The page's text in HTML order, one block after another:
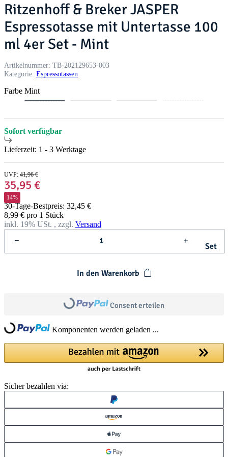
Ritzenhoff & Breker JASPER
Espressotasse mit Untertasse 100
ml 4er Set - Mint
Artikelnummer: TB-202129653-003
Kategorie: Espressotassen
Farbe Mint
tn
Sofort verfügbar
Lieferzeit: 1 - 3 Werktage
UVP: 41,96 €
35,95 €
14%
30-Tage-Bestpreis: 32,45 €
8,99 € pro 1 Stück
inkl. 19% USt. , zzgl. Versand
Set
In den Warenkorb
Loading... Consent erteilen
Loading... Komponenten werden geladen ...
Sicher bezahlen via: